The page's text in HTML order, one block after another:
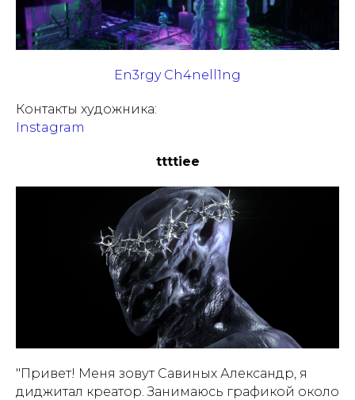
En3rgy Ch4nell1ng
Контакты художника:
Instagram
ttttiee
"Привет! Меня зовут Савиных Александр, я
диджитал креатор. Занимаюсь графикой около